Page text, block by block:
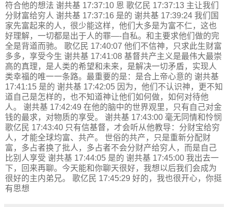
符合他的想法 谢共基 17:37:10 恩 歌亿民 17:37:13 主让我们
分财富给穷人 谢共基 17:37:16 是的 谢共基 17:39:24 我们国
家先富起来的人，很少能这样，他们大多是为富不仁，这也
好理解，一切都是出于人的罪—-自私。和主要求他们做的完
全是背道而驰。 歌亿民 17:40:07 他们不信神，只求此生财富
多多，享受今生 谢共基 17:41:08 基督共产主义是最伟大最崇
高的真理，是人类的希望和未来，是解决一切矛盾，实现人
类幸福的唯一一条路。最重要的是：是合上帝心意的 谢共基
17:41:15 是的 谢共基 17:42:05 因为，他们不认识神，更不知
道自己是怎样的，也不知道神让他们如何做，如何对待他
人。 谢共基 17:42:49 在他的脑中的世界观里，只有自己对金
钱的最求，对物质的享受。 谢共基 17:43:00 毫无同情和怜悯
歌亿民 17:43:40 只有信基督，才会听从他教导：分财宝给穷
人，才能全球均富、共产。 世俗的共产，只是重新分配财
富，多占者换了批人，多占者不会分财产给穷人，而是自己
比别人享受 谢共基 17:44:05 是的 谢共基 17:45:00 我出去一
下，回来再聊。今天能和你聊天很好，我想以后我们会成为
很好的主内弟兄。 歌亿民 17:45:29 好的，我也很开心，你挺
有思想